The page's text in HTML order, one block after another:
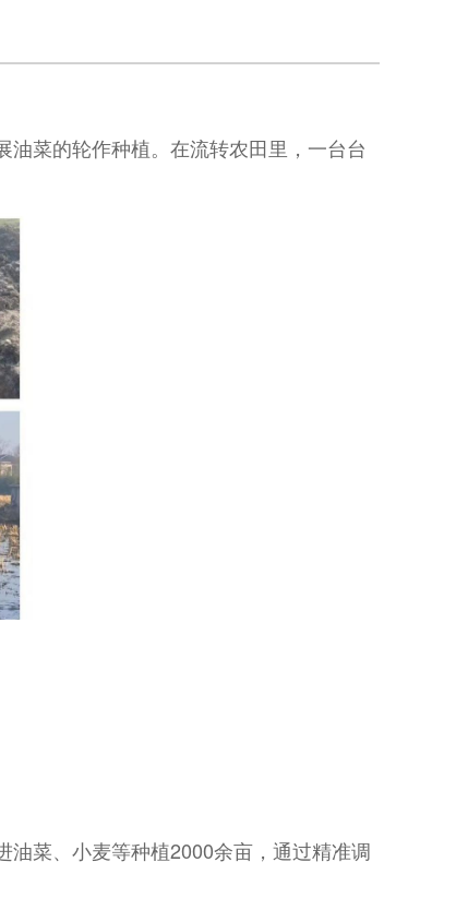
菜的轮作种植。在流转农田里，一台台
菜、小麦等种植2000余亩，通过精准调